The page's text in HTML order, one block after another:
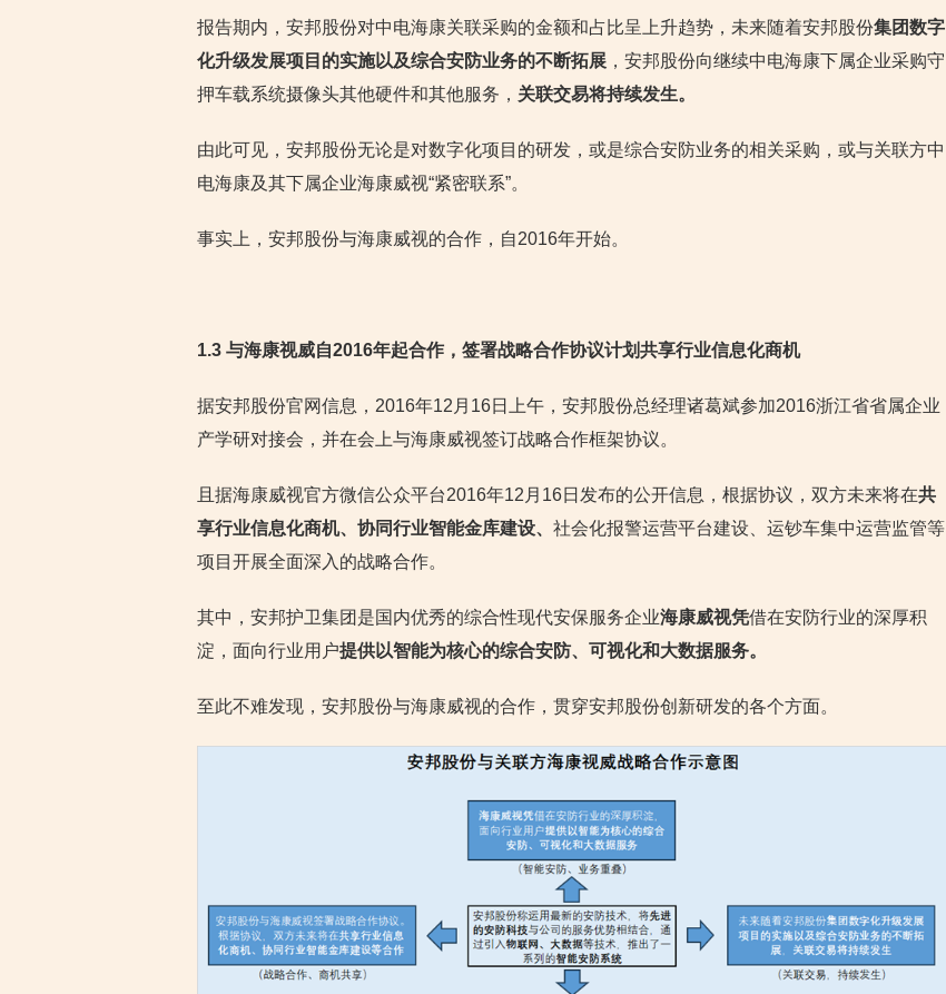
报告期内，安邦股份对中电海康关联采购的金额和占比呈上升趋势，未来随着安邦股份集团数字
化升级发展项目的实施以及综合安防业务的不断拓展 ，安邦股份向继续中电海康下属企业采购守
押车载系统摄像头其他硬件和其他服务， 关联交易将持续发生。
由此可见，安邦股份无论是对数字化项目的研发，或是综合安防业务的相关采购，或与关联方中
电海康及其下属企业海康威视“紧密联系”。
事实上，安邦股份与海康威视的合作，自2016年开始。
1.3 与海康视威自2016年起合作，签署战略合作协议计划共享行业信息化商机
据安邦股份官网信息，2016年12月16日上午，安邦股份总经理诸葛斌参加2016浙江省省属企业
产学研对接会，并在会上与海康威视签订战略合作框架协议。
且据海康威视官方微信公众平台2016年12月16日发布的公开信息，根据协议，双方未来将在共
享行业信息化商机、协同行业智能金库建设、 社会化报警运营平台建设、运钞车集中运营监管等
项目开展全面深入的战略合作。
其中，安邦护卫集团是国内优秀的综合性现代安保服务企业海康威视凭借在安防行业的深厚积
淀，面向行业用户提供以智能为核心的综合安防、可视化和大数据服务。
至此不难发现，安邦股份与海康威视的合作，贯穿安邦股份创新研发的各个方面。